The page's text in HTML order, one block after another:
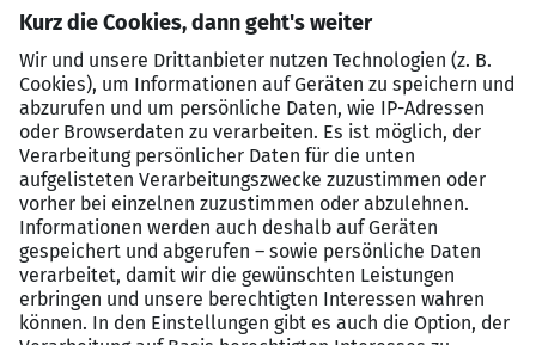
Zu Ihren Aufgaben gehören unter anderem:
Zubereitung von warmen und kalten Speisen für
Frühstück, Mittag- und Abendservice
Planung und Mitgestaltung von Speiseplänen
Sicherstellung von Qualität, Hygiene und
Sauberkeit (HACCP)
Warenannahme und -kontrolle sowie
fachgerechte Lagerung